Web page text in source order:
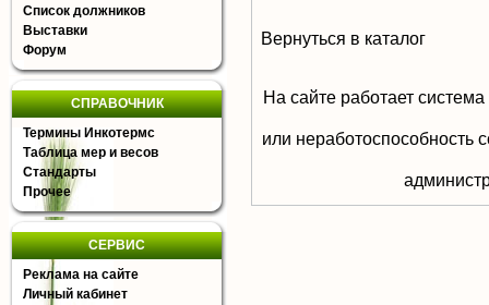
Список должников
Выставки
Форум
СПРАВОЧНИК
Термины Инкотермс
Таблица мер и весов
Стандарты
Прочее
СЕРВИС
Реклама на сайте
Личный кабинет
Вернуться в каталог
На сайте работает
или неработоспособность